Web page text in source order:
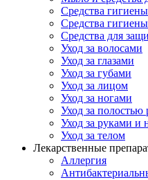
Средства гигиены
Средства
Средства для
Уход за волосами
Уход за глазами
Уход за губами
Уход за лицом
Уход за ногами
Уход за полостью
Уход за руками и
Уход за телом
Лекарственные
Аллергия